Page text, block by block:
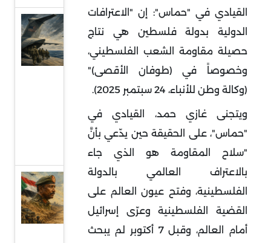
القيادي في "حماس": إن "الاعترافات
الدولية بدولة فلسطين هي نتاج
حصيلة مقاومة الشعب الفلسطيني،
وخصوصاً في (طوفان الأقصى)"
(وكالة وطن للأنباء، 24 سبتمبر 2025).
ويتجنى غازي حمد، القيادي في
"حماس"، على الحقيقة حين يدّعي بأنَّ
"سلاح المقاومة هو الذي جاء
بالاعتراف العالمي بالدولة
الفلسطينية، وفتح عيون العالم على
القضية الفلسطينية وعرّى إسرائيل
أمام العالم، وقبل 7 أكتوبر لم يبحث
في
توقعات
سحب
قوات
أميركية
من
أوروبا
السودان
وإثيوبيا:
جبهة
مواجهة